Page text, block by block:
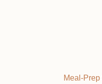
Meal-Prep